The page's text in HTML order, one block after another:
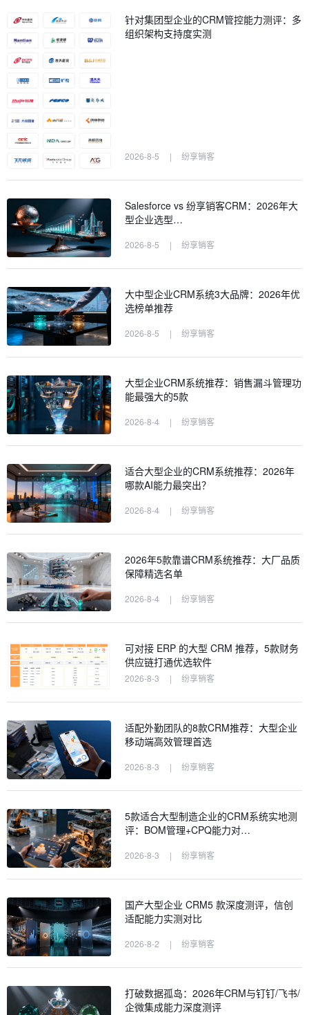
针对集团型企业的CRM管控能力测评：多
组织架构支持度实测
2026-8-5 | 纷享销客
Salesforce vs 纷享销客CRM：2026年大
型企业选型…
2026-8-5 | 纷享销客
大中型企业CRM系统3大品牌：2026年优
选榜单推荐
2026-8-5 | 纷享销客
大型企业CRM系统推荐：销售漏斗管理功
能最强大的5款
2026-8-4 | 纷享销客
适合大型企业的CRM系统推荐：2026年
哪款AI能力最突出？
2026-8-4 | 纷享销客
2026年5款靠谱CRM系统推荐：大厂品质
保障精选名单
2026-8-4 | 纷享销客
可对接 ERP 的大型 CRM 推荐，5款财务
供应链打通优选软件
2026-8-3 | 纷享销客
适配外勤团队的8款CRM推荐：大型企业
移动端高效管理首选
2026-8-3 | 纷享销客
5款适合大型制造企业的CRM系统实地测
评：BOM管理+CPQ能力对…
2026-8-3 | 纷享销客
国产大型企业 CRM5 款深度测评，信创
适配能力实测对比
2026-8-2 | 纷享销客
打破数据孤岛：2026年CRM与钉钉/飞书/
企微集成能力深度测评